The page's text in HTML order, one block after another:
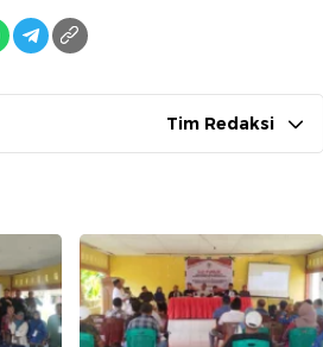
Tim Redaksi